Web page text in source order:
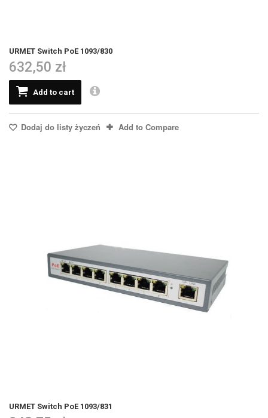
URMET Switch PoE 1093/830
632,50 zł
Add to cart
Dodaj do listy życzeń Add to Compare
URMET Switch PoE 1093/831